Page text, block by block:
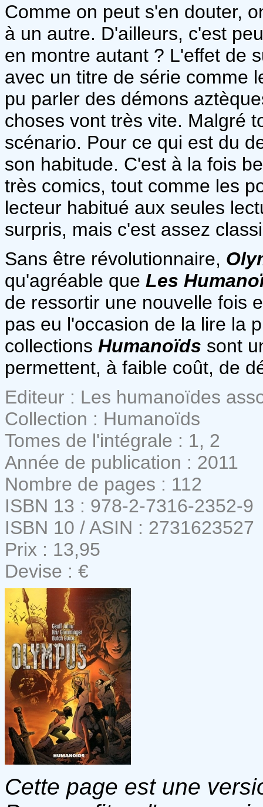
Comme on peut s'en douter,
à un autre. D'ailleurs, c'est
en montre autant ? L'effet de
avec un titre de série comme
pu parler des démons
choses vont très vite. Malgré
scénario. Pour ce qui est du
son habitude. C'est à la fois
très comics, tout comme les
lecteur habitué aux seules
surpris, mais c'est assez
Sans être révolutionnaire,
qu'agréable que Les
de ressortir une nouvelle fois
pas eu l'occasion de la lire la
collections Humanoïds sont
permettent, à faible coût, de
Editeur : Les humanoïdes
Collection : Humanoïds
Tomes de l'intégrale : 1, 2
Année de publication : 2011
Nombre de pages : 112
ISBN 13 : 978-2-7316-2352-9
ISBN 10 / ASIN : 2731623527
Prix : 13,95
Devise : €
Cette page est une